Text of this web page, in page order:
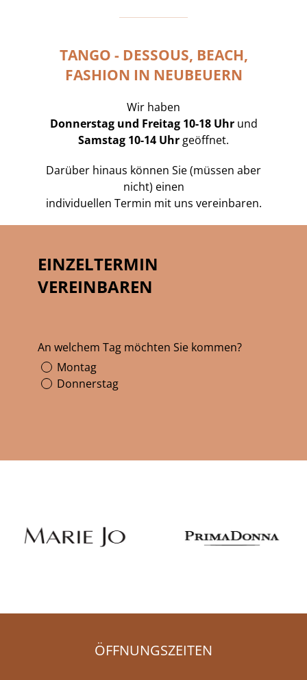
TANGO - DESSOUS, BEACH,
FASHION IN NEUBEUERN
Wir haben
Donnerstag und Freitag 10-18 Uhrund
Samstag 10-14 Uhr geöffnet.
Darüber hinaus können Sie (müssen aber
nicht) einen
individuellen Termin mit uns vereinbaren.
EINZELTERMIN
VEREINBAREN
An welchem Tag möchten Sie kommen?
Montag
Donnerstag
ÖFFNUNGSZEITEN